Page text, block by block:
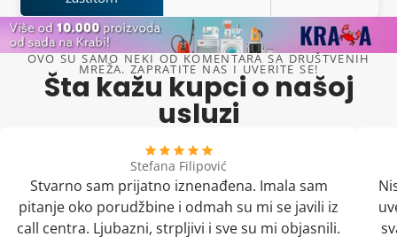
OVO SU SAMO NEKI OD KOMENTARA SA DRUŠTVENIH
MREŽA. ZAPRATITE NAS I UVERITE SE!
Šta kažu kupci o našoj
usluzi
Stefana Filipović
Stvarno sam prijatno iznenađena. Imala sam
pitanje oko porudžbine i odmah su mi se javili iz
call centra. Ljubazni, strpljivi i sve su mi objasnili.